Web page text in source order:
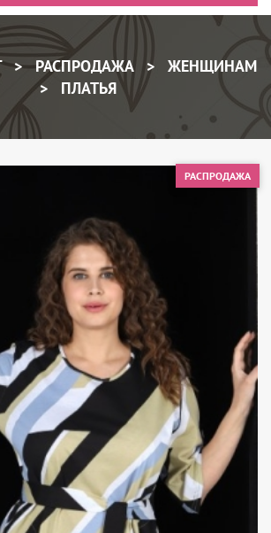
РАСПРОДАЖА
ЖЕНЩИНАМ
ПЛАТЬЯ
РАСПРОДАЖА